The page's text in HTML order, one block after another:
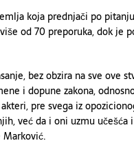
koja prednjači po
od 70 preporuka, dok je
bez obzira na sve ove
i dopune zakona,
pre svega iz
već da i oni uzmu učešća
Marković.